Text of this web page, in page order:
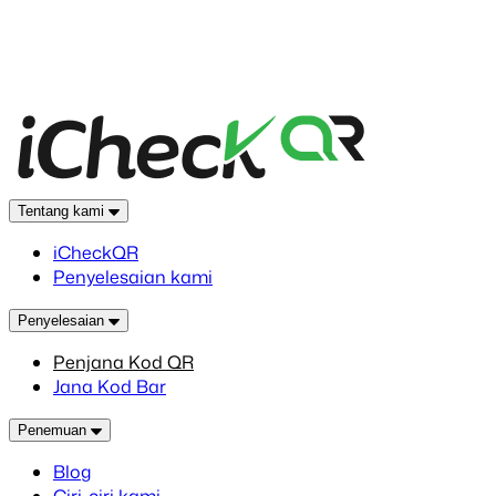
Tentang kami
iCheckQR
Penyelesaian kami
Penyelesaian
Penjana Kod QR
Jana Kod Bar
Penemuan
Blog